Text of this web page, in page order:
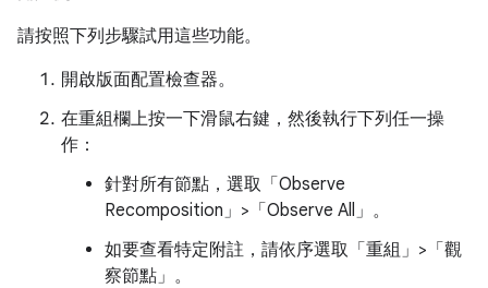
請按照下列步驟試用這些功能。
開啟版面配置檢查器。
在重組欄上按一下滑鼠右鍵，然後執行下列任一操
作：
針對所有節點，選取「Observe
Recomposition」>「Observe All」 。
如要查看特定附註，請依序選取「重組」>「觀
察節點」 。